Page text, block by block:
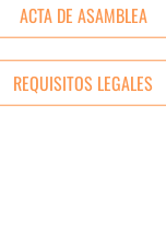
ACTA DE ASAMBLEA
REQUISITOS LEGALES